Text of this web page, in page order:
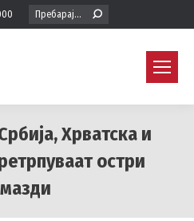
Search:
Хрватска и
остри